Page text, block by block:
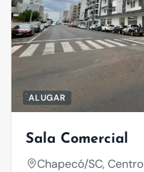
ALUGAR
Sala Comercial
Chapecó/SC, Centro